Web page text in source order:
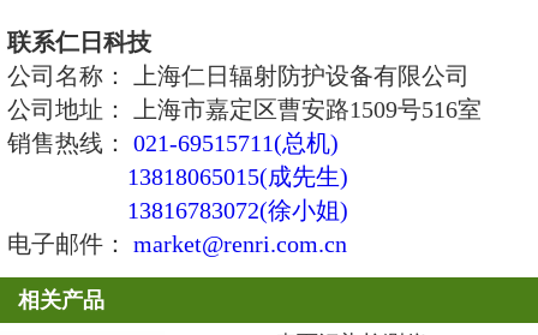
8、核素库：内置核素库，用户也
9、稳定性：连续工作8小时＜10％
10、探测效率：
Eα≥35%(2л,241Am面源)
Eβ≥35%(2л,204TI面源)
11、选配项：主机可选购独立的内
程0.1～2500μSv/h（最大可选